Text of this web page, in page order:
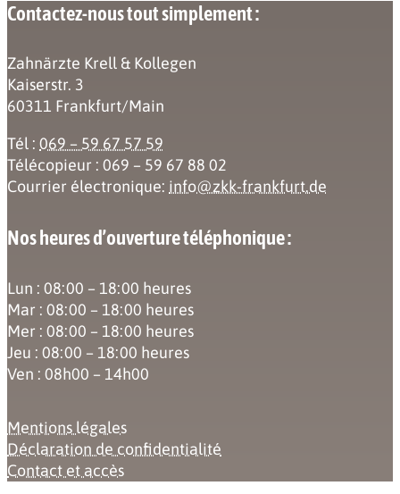
Contactez-nous tout simplement :
Zahnärzte Krell & Kollegen
Kaiserstr. 3
60311 Frankfurt/Main
Tél : 069 – 59 67 57 59
Télécopieur : 069 – 59 67 88 02
Courrier électronique: info@zkk-frankfurt.de
Nos heures d’ouverture téléphonique :
Lun : 08:00 – 18:00 heures
Mar : 08:00 – 18:00 heures
Mer : 08:00 – 18:00 heures
Jeu : 08:00 – 18:00 heures
Ven : 08h00 – 14h00
Mentions légales
Déclaration de confidentialité
Contact et accès